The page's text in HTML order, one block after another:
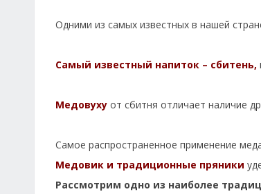
Одними из самых известных в нашей
Самый известный напиток – сбитень,
Медовуху от сбитня отличает наличие
Самое распространенное применение
Медовик и традиционные пряники
Рассмотрим одно из наиболее